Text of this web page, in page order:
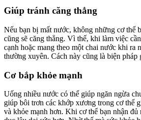
Giúp tránh căng thẳng
Nếu bạn bị mất nước, không những cơ thể
cũng sẽ căng thẳng. Vì thế, khi làm việc
cạnh hoặc mang theo một chai nước khi ra
thường xuyên. Cách này cũng là biện pháp
Cơ bắp khỏe mạnh
Uống nhiều nước có thể giúp ngăn ngừa
giúp bôi trơn các khớp xương trong cơ thể
và khỏe mạnh hơn. Khi cơ thể bạn nhận đủ